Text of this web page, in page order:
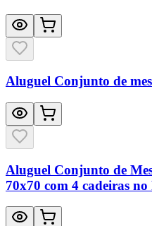
Aluguel Conjunto de
Aluguel Conjunto de
70x70 com 4 cadeiras